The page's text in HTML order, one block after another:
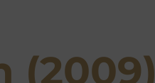
(2009)